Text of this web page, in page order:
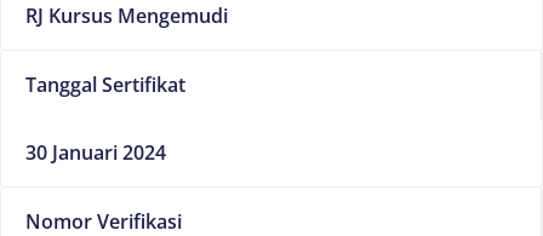
RJ Kursus Mengemudi
Tanggal Sertifikat
30 Januari 2024
Nomor Verifikasi